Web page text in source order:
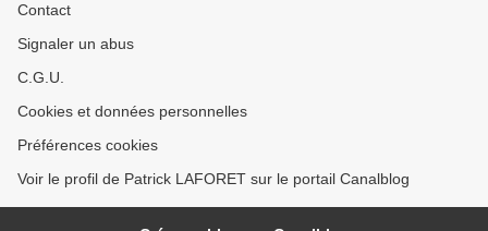
Contact
Signaler un abus
C.G.U.
Cookies et données personnelles
Préférences cookies
Voir le profil de Patrick LAFORET sur le portail Canalblog